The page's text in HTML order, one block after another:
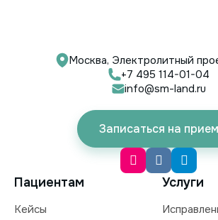
Москва, Электролитный
+7 495 114-01-04
info@sm-land.ru
Записаться на прием
Пациентам
Кейсы
Услуги